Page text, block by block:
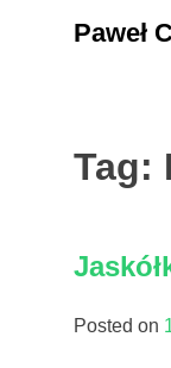
to
Paweł
Tag:
Posted on